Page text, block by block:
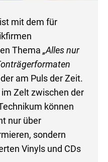
mit dem für
Thema „Alles nur
am Puls der Zeit.
Zelt zwischen der
können
nur über
sondern
Vinyls und CDs